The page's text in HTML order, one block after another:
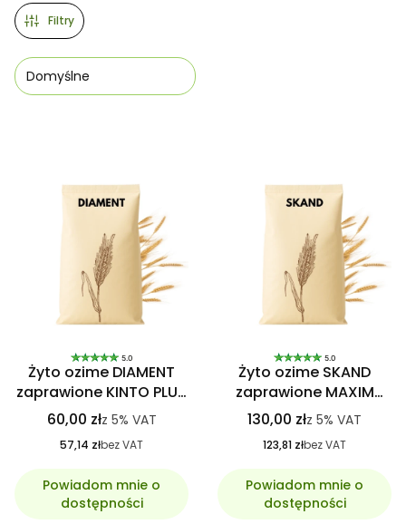
Filtry
Domyślne
5.0
Żyto ozime DIAMENT
zaprawione KINTO PLUS
25kg
60,00 złz 5% VAT
57,14 złbez VAT
Powiadom mnie o
dostępności
5.0
Żyto ozime SKAND
zaprawione MAXIM
POWER j.s. (2j.s. na HA)
130,00 złz 5% VAT
123,81 złbez VAT
Powiadom mnie o
dostępności